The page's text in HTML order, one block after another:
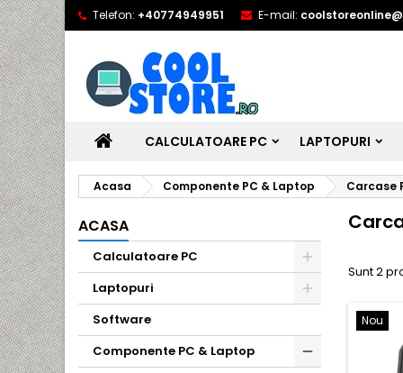
Telefon: +40774949951 E-mail:
CALCULATOARE PC LAPTOPURI
Acasa Componente PC & Laptop Carcase
ACASA
Calculatoare PC
Laptopuri
Software
Componente PC & Laptop
Sunt 2
Nou